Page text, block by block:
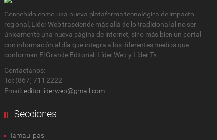
Concebido como una nueva plataforma tecnológica de impacto
regional, Lider Web trasciende más allá de lo tradicional al no ser
únicamente una nueva página de internet, sino más bien un portal
con información al día que integra a los diferentes medios que
conforman El Grande Editorial: Líder Web y Líder Tv
Contactanos:
Tel: (867) 711 2222
Email: editor.liderweb@gmail.com
Secciones
Tamaulipas